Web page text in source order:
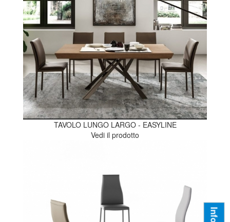
TAVOLO LUNGO LARGO - EASYLINE
Vedi il prodotto